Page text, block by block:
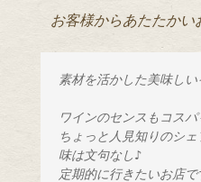
お客様からあたたかい
素材を活かした美味し
ワインのセンスもコス
ちょっと人見知りのシ
味は文句なし♪
定期的に行きたいお店で